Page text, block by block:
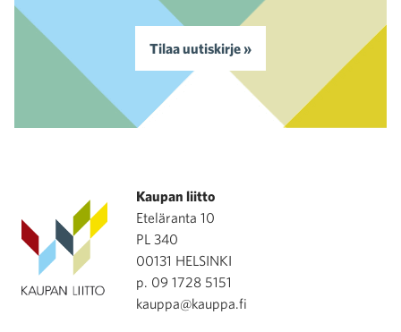
Tilaa uutiskirje »
Kaupan liitto
Eteläranta 10
PL 340
00131 HELSINKI
p. 09 1728 5151
kauppa@kauppa.fi